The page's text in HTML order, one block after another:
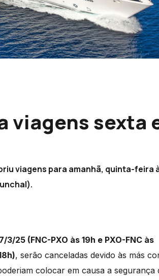
viagens sexta
viagens para amanhã, quinta-feira
7/3/25 (FNC-PXO às 19h e PXO-FNC às
, serão canceladas devido às más
colocar em causa a segurança